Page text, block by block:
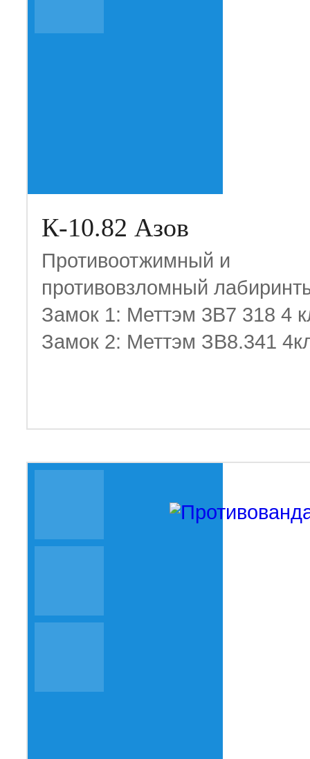
К-10.82 Азов
Противоотжимный и
противовзломный
Замок 1: Меттэм 3В7 318 4
Замок 2: Меттэм ЗВ8.341